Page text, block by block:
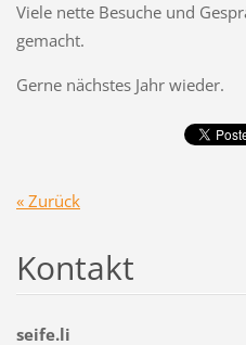
Viele nette Besuche und
gemacht.
Gerne nächstes Jahr wieder.
« Zurück
Kontakt
seife.li